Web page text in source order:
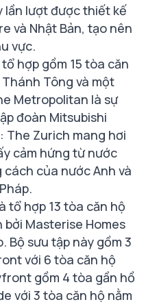
lần lượt được thiết kế
và Nhật Bản, tạo nên
vực.
hợp gồm 15 tòa căn
Tông và một
Metropolitan là sự
đoàn Mitsubishi
The Zurich mang hơi
cảm hứng từ nước
của nước Anh và
tổ hợp 13 tòa căn hộ
Masterise Homes
Bộ sưu tập này gồm 3
với 6 tòa căn hộ
gồm 4 tòa gần hồ
với 3 tòa căn hộ nằm